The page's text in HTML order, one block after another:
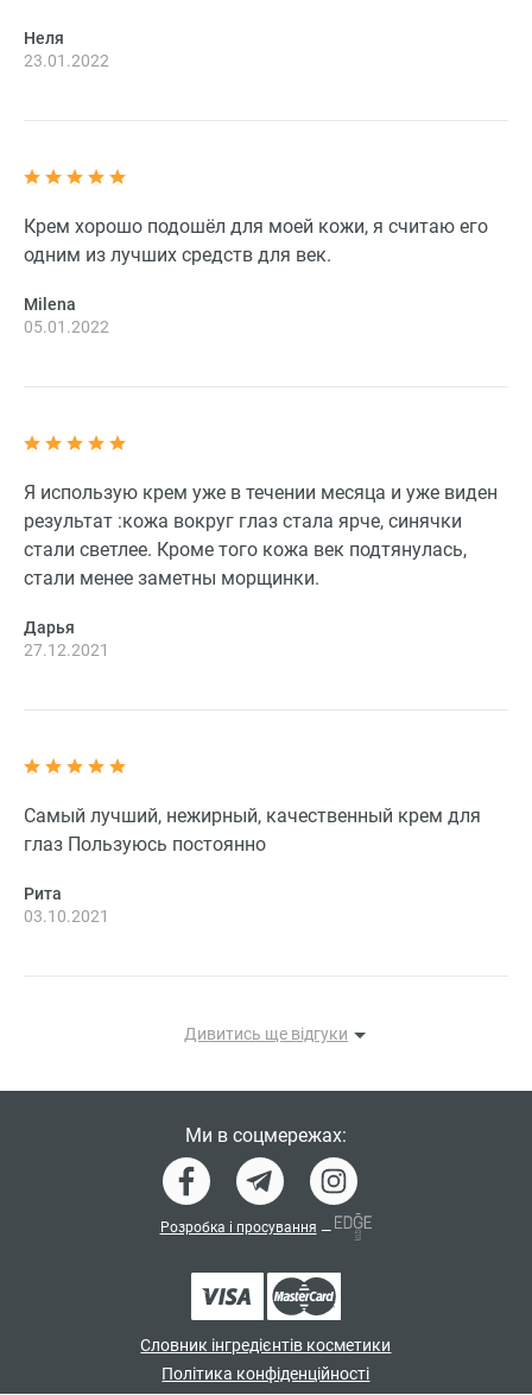
Неля
23.01.2022
Крем хорошо подошёл для моей кожи, я считаю его
одним из лучших средств для век.
Milena
05.01.2022
Я использую крем уже в течении месяца и уже виден
результат :кожа вокруг глаз стала ярче, синячки
стали светлее. Кроме того кожа век подтянулась,
стали менее заметны морщинки.
Дарья
27.12.2021
Самый лучший, нежирный, качественный крем для
глаз Пользуюсь постоянно
Рита
03.10.2021
Дивитись ще відгуки
Словник інгредієнтів косметики
Політика конфіденційності
Ми в соцмережах:
Розробка і просування —